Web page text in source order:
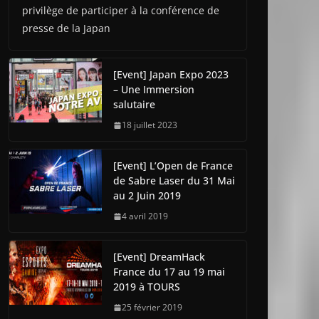
privilège de participer à la conférence de
presse de la Japan
[Event] Japan Expo 2023
– Une Immersion
salutaire
18 juillet 2023
[Event] L’Open de France
de Sabre Laser du 31 Mai
au 2 Juin 2019
4 avril 2019
[Event] DreamHack
France du 17 au 19 mai
2019 à TOURS
25 février 2019